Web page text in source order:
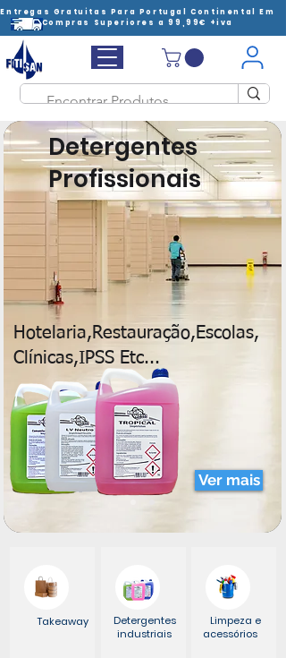
Entregas Gratuitas Para Portugal Continental Em
Compras Superiores a 99,99€ +iva
Detergentes
Profissionais
Hotelaria,Restauração,Escolas,
Clínicas,IPSS Etc...
Ver mais
Takeaway
Detergentes
industriais
Limpeza e
acessórios